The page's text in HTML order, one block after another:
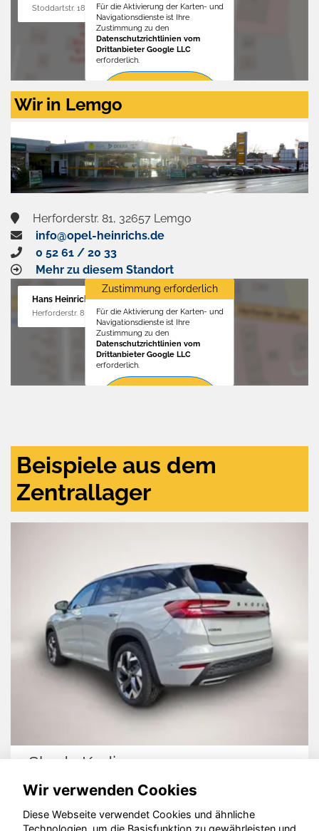
Stoddartstr. 18, 32758 DetmoldFür die Aktivierung der Karten- und
Navigationsdienste ist Ihre
Zustimmung zu den
Datenschutzrichtlinien vom
Drittanbieter Google LLC
erforderlich.
Zustimmen
aktivieren
Wir in Lemgo
Herforderstr. 81, 32657 Lemgo
info@opel-heinrichs.de
0 52 61 / 20 33
Mehr zu diesem Standort
Hans Heinrichs GmbH
Herforderstr. 81, 32657 Lemgo
Zustimmung erforderlich
Für die Aktivierung der Karten- und
Navigationsdienste ist Ihre
Zustimmung zu den
Datenschutzrichtlinien vom
Drittanbieter Google LLC
erforderlich.
Beispiele aus dem
Zentrallager
Skoda Kodiaq
Wir verwenden Cookies
Diese Webseite verwendet Cookies und ähnliche
Technologien, um die Basisfunktion zu gewährleisten und